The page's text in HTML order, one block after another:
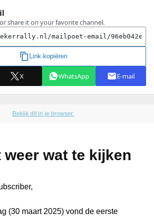
Bekijk dit in je browser.
weer wat te kijken
(30 maart 2025) vond de eerste